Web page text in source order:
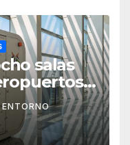
salas
ENTORNO